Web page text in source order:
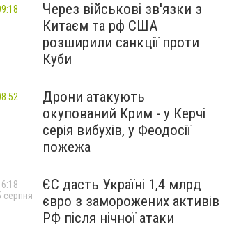
Через військові зв'язки з
Китаєм та рф США
розширили санкції проти
Куби
Дрони атакують
окупований Крим - у Керчі
серія вибухів, у Феодосії
пожежа
ЄС дасть Україні 1,4 млрд
євро з заморожених активів
РФ після нічної атаки
серпня